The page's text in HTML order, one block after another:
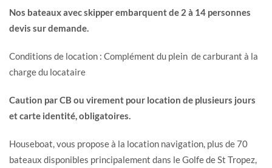
Nos bateaux avec skipper embarquent de 2 à 14 personnes
devis sur demande.
Conditions de location : Complément du plein de carburant à la
charge du locataire
Caution par CB ou virement pour location de plusieurs jours
et carte identité, obligatoires.
Houseboat, vous propose à la location navigation, plus de 70
bateaux disponibles principalement dans le Golfe de St Tropez,